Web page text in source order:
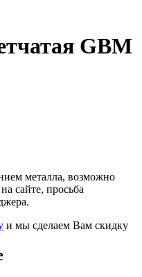
GBM
металла, возможно
сайте, просьба
и мы сделаем Вам скидку